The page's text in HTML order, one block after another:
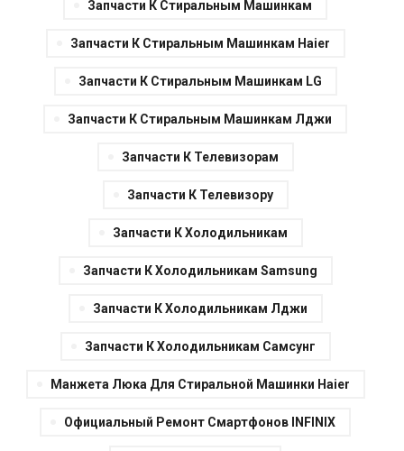
Запчасти К Стиральным Машинкам
Запчасти К Стиральным Машинкам Haier
Запчасти К Стиральным Машинкам LG
Запчасти К Стиральным Машинкам Лджи
Запчасти К Телевизорам
Запчасти К Телевизору
Запчасти К Холодильникам
Запчасти К Холодильникам Samsung
Запчасти К Холодильникам Лджи
Запчасти К Холодильникам Самсунг
Манжета Люка Для Стиральной Машинки Haier
Официальный Ремонт Смартфонов INFINIX